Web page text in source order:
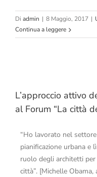
Di admin | 8 Maggio, 2017 |
Continua a leggere
L’approccio attivo
al Forum “La città
“Ho lavorato nel
pianificazione urbana e
ruolo degli architetti
città”. [Michelle